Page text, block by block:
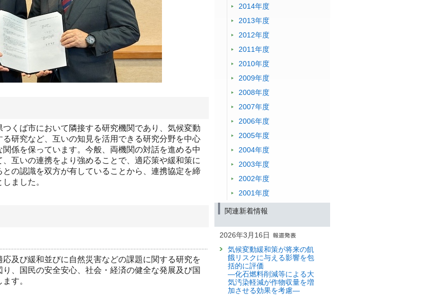
くば市において隣接する研究機関であり、気候変動
研究など、互いの知見を活用できる研究分野を中心
係を保っています。今般、両機関の対話を進める中
互いの連携をより強めることで、適応策や緩和策に
の認識を双方が有していることから、連携協定を締
ました。
及び緩和並びに自然災害などの課題に関する研究を
、国民の安全安心、社会・経済の健全な発展及び国
す。
2014年度
2013年度
2012年度
2011年度
2010年度
2009年度
2008年度
2007年度
2006年度
2005年度
2004年度
2003年度
2002年度
2001年度
関連新着情報
2026年3月16日
気候変動緩和策が将来の飢
餓リスクに与える影響を包
括的に評価
—化石燃料削減等による大
気汚染軽減が作物収量を増
加させる効果を考慮—